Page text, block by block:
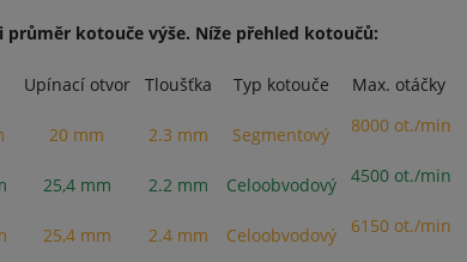
průměr kotouče výše. Níže přehled kotoučů:
Upínací otvor Tloušťka Typ kotouče Max. otáčky
20 mm 2.3 mm Segmentový 8000 ot./min
25,4 mm 2.2 mm Celoobvodový 4500 ot./min
25,4 mm 2.4 mm Celoobvodový 6150 ot./min